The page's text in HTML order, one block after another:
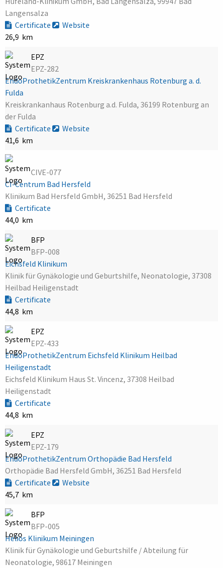
Langensalza
Certificate
Website
26,9 km
EPZ
EPZ-282
EndoProthetikZentrum Kreiskrankenhaus Rotenburg a. d.
Fulda
Kreiskrankanhaus Rotenburg a.d. Fulda, 36199 Rotenburg an
der Fulda
Certificate
Website
41,6 km
CIVE-077
CI-Centrum Bad Hersfeld
Klinikum Bad Hersfeld GmbH, 36251 Bad Hersfeld
Certificate
44,0 km
BFP
BFP-008
Eichsfeld Klinikum
Klinik für Gynäkologie und Geburtshilfe, Neonatologie, 37308
Heilbad Heiligenstadt
Certificate
44,8 km
EPZ
EPZ-433
EndoProthetikZentrum Eichsfeld Klinikum Heilbad
Heiligenstadt
Eichsfeld Klinikum Haus St. Vincenz, 37308 Heilbad
Heiligenstadt
Certificate
44,8 km
EPZ
EPZ-179
EndoProthetikZentrum Orthopädie Bad Hersfeld
Orthopädie Bad Hersfeld GmbH, 36251 Bad Hersfeld
Certificate
Website
45,7 km
BFP
BFP-005
Helios Klinikum Meiningen
Klinik für Gynäkologie und Geburtshilfe / Abteilung für
Neonatologie, 98617 Meiningen